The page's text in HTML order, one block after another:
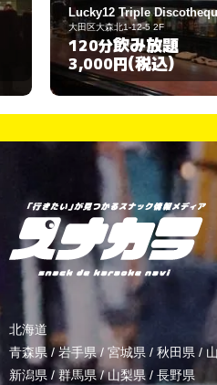
マガヨンラウ
大田区大森西5-10-7
120分飲み
2,500円(
北海道
青森県 / 岩手県/ 宮城県 / 秋田県 /
新潟県 /群馬県/山梨県 / 長野県